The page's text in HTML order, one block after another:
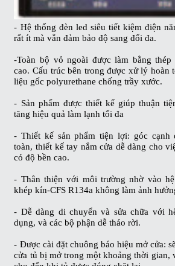
- Hệ thống đèn led siêu tiết kiệm điện
rất ít mà vẫn đảm bảo độ sang đối đa.
-Toàn bộ vỏ ngoài được làm bằng
cao. Cấu trúc bên trong được xử lý hoàn
liệu gốcpolyurethanechống trầy xước.
- Sản phẩm được thiết kế giúp thuận
tăng hiệu quả làm lạnh tối đa
- Thiết kế sản phẩm tiện lợi: góc cạnh
toàn, thiết kế tay nắm cửa dễ dàng cho
có độ bền cao.
- Thân thiện với môi trường nhờ vào
khép kín-CFS R134a không làm ảnh
- Dễ dàng di chuyển và sửa chữa với
dụng, và các bộ phận dễ tháo rời.
- Được cài đặt chuông báo hiệu mở cửa:
cửa tủ bị mở trong một khoảng thời gian,